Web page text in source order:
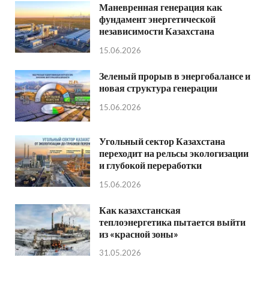
Маневренная генерация как
фундамент энергетической
независимости Казахстана
15.06.2026
Зеленый прорыв в энергобалансе и
новая структура генерации
15.06.2026
Угольный сектор Казахстана
переходит на рельсы экологизации
и глубокой переработки
15.06.2026
Как казахстанская
теплоэнергетика пытается выйти
из «красной зоны»
31.05.2026